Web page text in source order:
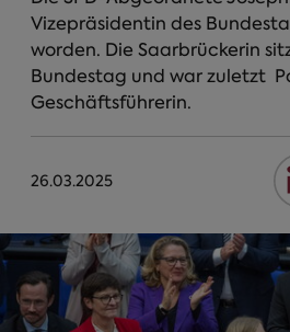
Vizepräsidentin des
worden. Die Saarbrückerin
Bundestag und war zuletzt
Geschäftsführerin.
26.03.2025